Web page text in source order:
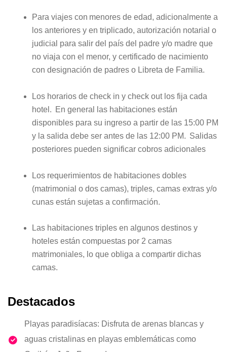
Para viajes con menores de edad, adicionalmente a
los anteriores y en triplicado, autorización notarial o
judicial para salir del país del padre y/o madre que
no viaja con el menor, y certificado de nacimiento
con designación de padres o Libreta de Familia.
Los horarios de check in y check out los fija cada
hotel. En general las habitaciones están
disponibles para su ingreso a partir de las 15:00 PM
y la salida debe ser antes de las 12:00 PM. Salidas
posteriores pueden significar cobros adicionales
Los requerimientos de habitaciones dobles
(matrimonial o dos camas), triples, camas extras y/o
cunas están sujetas a confirmación.
Las habitaciones triples en algunos destinos y
hoteles están compuestas por 2 camas
matrimoniales, lo que obliga a compartir dichas
camas.
Destacados
Playas paradisíacas: Disfruta de arenas blancas y
aguas cristalinas en playas emblemáticas como